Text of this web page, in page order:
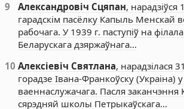
9
Александровіч Сцяпан, нарадзіўся
гарадскім пасёлку Капыль Менскай
рабочага. У 1939 г. паступіў на
Беларускага дзяржаўнага…
10 Алексіевіч Святлана, нарадзілася
горадзе Івана-Франкоўску (Украіна) у
ваеннаслужачага. Пасля заканчэння
сярэдняй школы Петрыкаўскага…